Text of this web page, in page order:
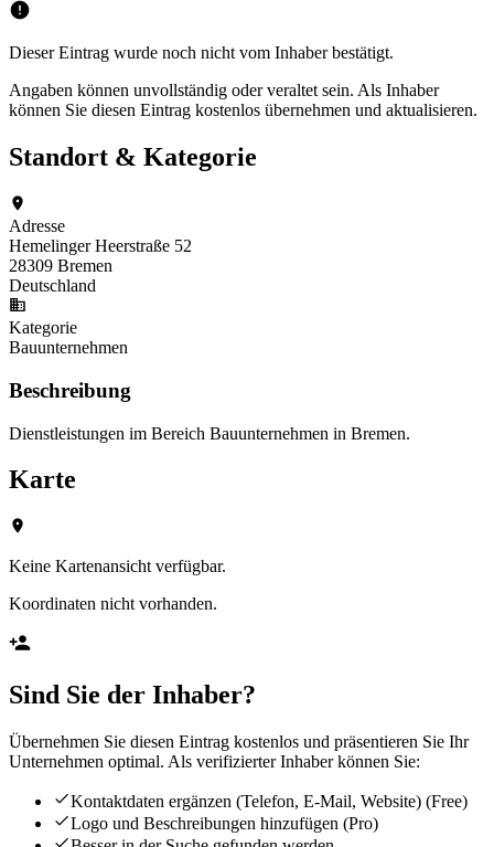
Dieser Eintrag wurde noch nicht vom Inhaber bestätigt.
Angaben können unvollständig oder veraltet sein. Als Inhaber
können Sie diesen Eintrag kostenlos übernehmen und aktualisieren.
Standort & Kategorie
Adresse
Hemelinger Heerstraße 52
28309 Bremen
Deutschland
Kategorie
Bauunternehmen
Beschreibung
Dienstleistungen im Bereich Bauunternehmen in Bremen.
Karte
Keine Kartenansicht verfügbar.
Koordinaten nicht vorhanden.
Sind Sie der Inhaber?
Übernehmen Sie diesen Eintrag kostenlos und präsentieren Sie Ihr
Unternehmen optimal. Als verifizierter Inhaber können Sie:
Kontaktdaten ergänzen (Telefon, E-Mail, Website) (Free)
Logo und Beschreibungen hinzufügen (Pro)